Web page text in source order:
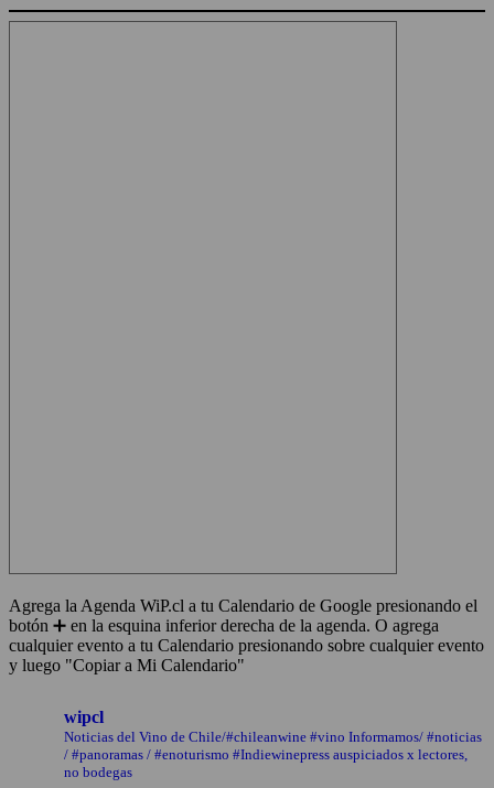
Agrega la Agenda WiP.cl a tu Calendario de Google presionando el
botón ➕ en la esquina inferior derecha de la agenda. O agrega
cualquier evento a tu Calendario presionando sobre cualquier evento
y luego "Copiar a Mi Calendario"
wipcl
Noticias del Vino de Chile/#chileanwine #vino Informamos/ #noticias
/ #panoramas / #enoturismo #Indiewinepress auspiciados x lectores,
no bodegas